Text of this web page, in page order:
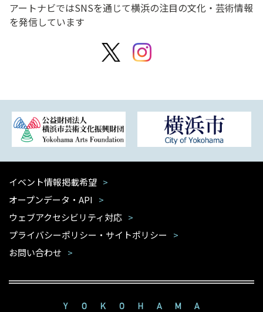
アートナビではSNSを通じて横浜の注目の文化・芸術情報
を発信しています
イベント情報掲載希望
オープンデータ・API
ウェブアクセシビリティ対応
プライバシーポリシー・サイトポリシー
お問い合わせ